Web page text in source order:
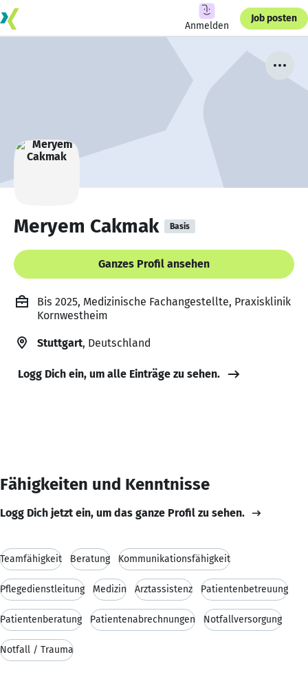
Anmelden
Job posten
Meryem Cakmak Basis
Ganzes Profil ansehen
Bis 2025, Medizinische Fachangestellte, Praxisklinik
Kornwestheim
Stuttgart, Deutschland
Logg Dich ein, um alle Einträge zu sehen.
Fähigkeiten und Kenntnisse
Logg Dich jetzt ein, um das ganze Profil zu sehen.
Teamfähigkeit Beratung Kommunikationsfähigkeit
Pflegedienstleitung Medizin Arztassistenz Patientenbetreuung
Patientenberatung Patientenabrechnungen Notfallversorgung
Notfall / Trauma